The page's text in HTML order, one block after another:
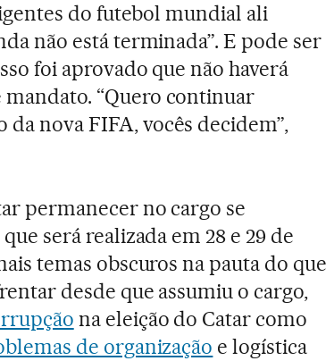
do futebol mundial ali
não está terminada”. E pode ser
foi aprovado que não haverá
“Quero continuar
nova FIFA, vocês decidem”,
permanecer no cargo se
será realizada em 28 e 29 de
temas obscuros na pauta do que
desde que assumiu o cargo,
na eleição do Catar como
de organização e logística